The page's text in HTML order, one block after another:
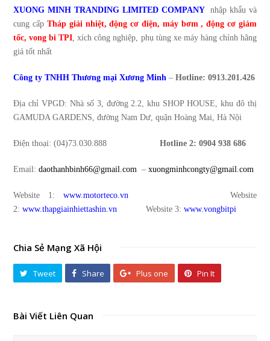
XUONG MINH TRANDING LIMITED COMPANY
nhập khẩu và
cung cấp Tháp giải nhiệt, động cơ điện, máy bơm ,động cơ giảm
tốc,vong bi TPI , xích công nghiệp, phụ tùng xe máy hàng chính hãng
giá tốt nhất
Công ty TNHH Thương mại Xương Minh – Hotline: 0913.201.426
Địa chỉ VPGD: Nhà số 3, đường 2.2, khu SHOP HOUSE, khu đô thị
GAMUDA GARDENS, đường Nam Dư, quận Hoàng Mai, Hà Nội
Điện thoại: (04)73.030.888 Hotline 2:0904 938 686
Email:daothanhbinh66@gmail.com –xuongminhcongty@gmail.com
Website 1:www.motorteco.vn
Website
2: www.thapgiainhiettashin.vn Website 3:www.vongbitpi
Chia Sẻ Mạng Xã Hội
Tweet Share Plus one Pin It
Bài Viết Liên Quan